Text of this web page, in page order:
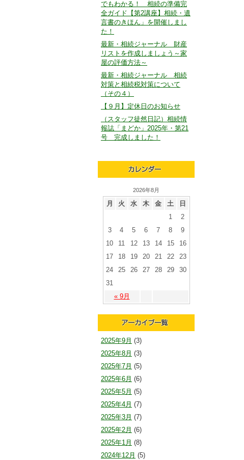
でもわかる！ 相続の準備完
全ガイド【第2講座】相続・遺
言書のきほん」を開催しまし
た！
最新・相続ジャーナル 財産
リストを作成しましょう～家
屋の評価方法～
最新・相続ジャーナル 相続
対策と相続税対策について
（その４）
【９月】定休日のお知らせ
（スタッフ徒然日記）相続情
報誌「まどか」2025年・第21
号 完成しました！
2026年8月
月 火 水 木 金 土 日
« 9月
1
2
3
4 5 6 7 8
9
10
11 12 13 14 15
16
17
18 19 20 21 22
23
24
25 26 27 28 29
30
31
2025年9月 (3)
2025年8月 (3)
2025年7月 (5)
2025年6月 (6)
2025年5月 (5)
2025年4月 (7)
2025年3月 (7)
2025年2月 (6)
2025年1月 (8)
2024年12月 (5)